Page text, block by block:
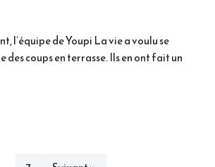
l’équipe de Youpi La vie a voulu se
coups en terrasse. Ils en ont fait un